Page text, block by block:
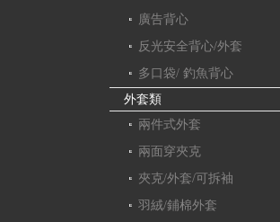
廣告背心
反光安全背心/外套
多口袋/ 釣魚背心
外套類
兩件式外套
兩面穿夾克
夾克/外套/可拆袖
羽絨/鋪棉外套